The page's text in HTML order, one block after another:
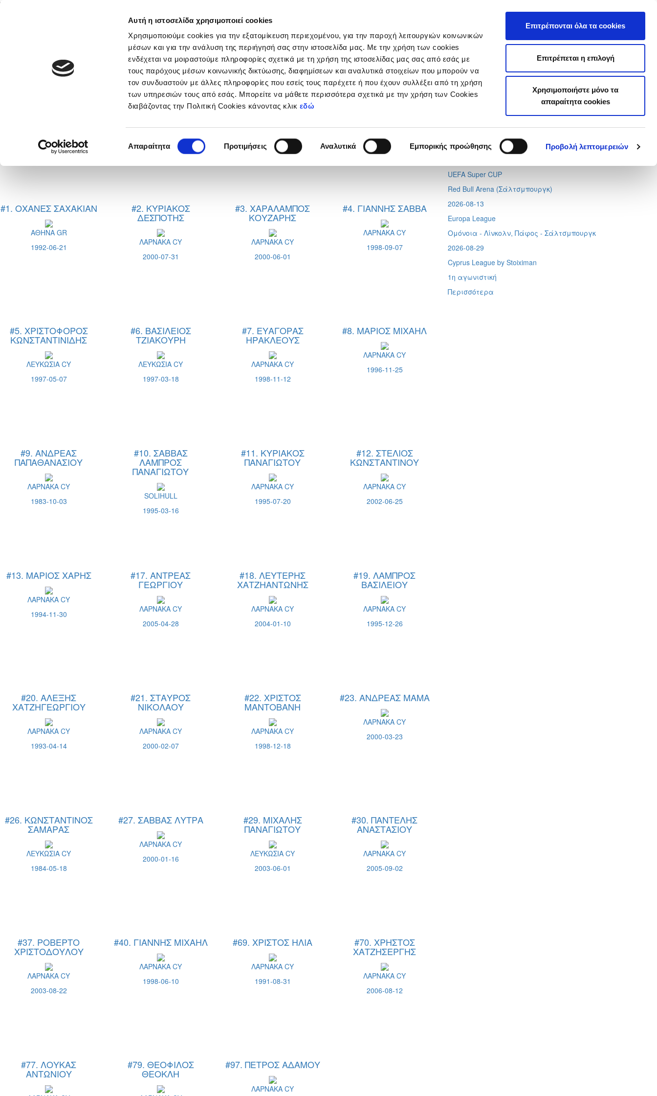
Αυτή η ιστοσελίδα χρησιμοποιεί cookies
Χρησιμοποιούμε cookies για την εξατομίκευση περιεχομένου, για την παροχή λειτουργιών κοινωνικών
μέσων και για την ανάλυση της περιήγησή σας στην ιστοσελίδα μας. Με την χρήση των cookies
ενδέχεται να μοιραστούμε πληροφορίες σχετικά με τη χρήση της ιστοσελίδας μας σας από εσάς με
τους παρόχους μέσων κοινωνικής δικτύωσης, διαφημίσεων και αναλυτικά στοιχείων που μπορούν να
τον συνδυαστούν με άλλες πληροφορίες που εσείς τους παρέχετε ή που έχουν συλλέξει από τη χρήση
των υπηρεσιών τους από εσάς. Μπορείτε να μάθετε περισσότερα σχετικά με την χρήση των Cookies
διαβάζοντας την Πολιτική Cookies κάνοντας κλικ εδώ
συγκατάθεσης
Απαραίτητα Προτιμήσεις Αναλυτικά Εμπορικής προώθησης Προβολή λεπτομερειών
Επιτρέπονται όλα τα cookies
Επιτρέπεται η επιλογή
Χρησιμοποιήστε μόνο τα
απαραίτητα cookies
Νέα & Πληροφορίες Εθνικές Ομάδες Διοργανώσεις
F.C. ΛΕΙΒΑΔΙΑ 2022
#1. ΟΧΑΝΕΣ ΣΑΧΑΚΙΑΝ
ΑΘΗΝΑ GR
1992-06-21
#2. ΚΥΡΙΑΚΟΣ
ΔΕΣΠΟΤΗΣ
ΛΑΡΝΑΚΑ CY
2000-07-31
#3. ΧΑΡΑΛΑΜΠΟΣ
ΚΟΥΖΑΡΗΣ
ΛΑΡΝΑΚΑ CY
2000-06-01
#4. ΓΙΑΝΝΗΣ ΣΑΒΒΑ
ΛΑΡΝΑΚΑ CY
1998-09-07
#5. ΧΡΙΣΤΟΦΟΡΟΣ
ΚΩΝΣΤΑΝΤΙΝΙΔΗΣ
ΛΕΥΚΩΣΙΑ CY
1997-05-07
#6. ΒΑΣΙΛΕΙΟΣ
ΤΖΙΑΚΟΥΡΗ
ΛΕΥΚΩΣΙΑ CY
1997-03-18
#7. ΕΥΑΓΟΡΑΣ
ΗΡΑΚΛΕΟΥΣ
ΛΑΡΝΑΚΑ CY
1998-11-12
#8. ΜΑΡΙΟΣ ΜΙΧΑΗΛ
ΛΑΡΝΑΚΑ CY
1996-11-25
#9. ΑΝΔΡΕΑΣ
ΠΑΠΑΘΑΝΑΣΙΟΥ
ΛΑΡΝΑΚΑ CY
1983-10-03
#10. ΣΑΒΒΑΣ
ΛΑΜΠΡΟΣ
ΠΑΝΑΓΙΩΤΟΥ
SOLIHULL
1995-03-16
#11. ΚΥΡΙΑΚΟΣ
ΠΑΝΑΓΙΩΤΟΥ
ΛΑΡΝΑΚΑ CY
1995-07-20
#12. ΣΤΕΛΙΟΣ
ΚΩΝΣΤΑΝΤΙΝΟΥ
ΛΑΡΝΑΚΑ CY
2002-06-25
#13. ΜΑΡΙΟΣ ΧΑΡΗΣ
ΛΑΡΝΑΚΑ CY
1994-11-30
#17. ΑΝΤΡΕΑΣ
ΓΕΩΡΓΙΟΥ
ΛΑΡΝΑΚΑ CY
2005-04-28
#18. ΛΕΥΤΕΡΗΣ
ΧΑΤΖΗΑΝΤΩΝΗΣ
ΛΑΡΝΑΚΑ CY
2004-01-10
#19. ΛΑΜΠΡΟΣ
ΒΑΣΙΛΕΙΟΥ
ΛΑΡΝΑΚΑ CY
1995-12-26
#20. ΑΛΕΞΗΣ
ΧΑΤΖΗΓΕΩΡΓΙΟΥ
ΛΑΡΝΑΚΑ CY
1993-04-14
#21. ΣΤΑΥΡΟΣ
ΝΙΚΟΛΑΟΥ
ΛΑΡΝΑΚΑ CY
2000-02-07
#22. ΧΡΙΣΤΟΣ
ΜΑΝΤΟΒΑΝΗ
ΛΑΡΝΑΚΑ CY
1998-12-18
#23. ΑΝΔΡΕΑΣ ΜΑΜΑ
ΛΑΡΝΑΚΑ CY
2000-03-23
#26. ΚΩΝΣΤΑΝΤΙΝΟΣ
ΣΑΜΑΡΑΣ
ΛΕΥΚΩΣΙΑ CY
1984-05-18
#27. ΣΑΒΒΑΣ ΛΥΤΡΑ
ΛΑΡΝΑΚΑ CY
2000-01-16
#29. ΜΙΧΑΛΗΣ
ΠΑΝΑΓΙΩΤΟΥ
ΛΕΥΚΩΣΙΑ CY
2003-06-01
#30. ΠΑΝΤΕΛΗΣ
ΑΝΑΣΤΑΣΙΟΥ
ΛΑΡΝΑΚΑ CY
2005-09-02
#37. ΡΟΒΕΡΤΟ
ΧΡΙΣΤΟΔΟΥΛΟΥ
ΛΑΡΝΑΚΑ CY
2003-08-22
#40. ΓΙΑΝΝΗΣ ΜΙΧΑΗΛ
ΛΑΡΝΑΚΑ CY
1998-06-10
#69. ΧΡΙΣΤΟΣ ΗΛΙΑ
ΛΑΡΝΑΚΑ CY
1991-08-31
#70. ΧΡΗΣΤΟΣ
ΧΑΤΖΗΣΕΡΓΗΣ
ΛΑΡΝΑΚΑ CY
2006-08-12
#77. ΛΟΥΚΑΣ
ΑΝΤΩΝΙΟΥ
#79. ΘΕΟΦΙΛΟΣ
ΘΕΟΚΛΗ
#97. ΠΕΤΡΟΣ ΑΔΑΜΟΥ
ΛΑΡΝΑΚΑ CY
Tweets by CyprusFA
Προσεχή γεγονότα
Conference League
Απόλλων - Μπραν
UEFA Super CUP
Red Bull Arena (Σάλτσμπουργκ)
2026-08-13
Europa League
Ομόνοια - Λίνκολν, Πάφος - Σάλτσμπουργκ
2026-08-29
Cyprus League by Stoiximan
1η αγωνιστική
Περισσότερα